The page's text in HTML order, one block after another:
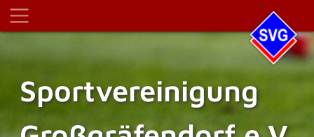
Sportvereinigung